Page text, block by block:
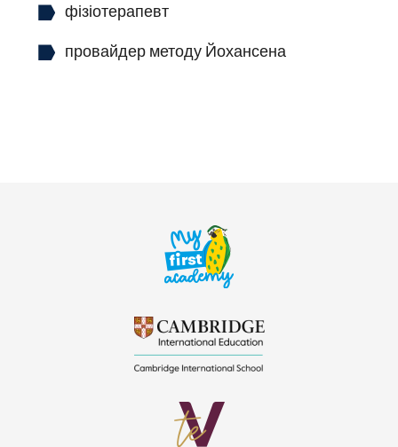
фізіотерапевт
провайдер методу Йохансена